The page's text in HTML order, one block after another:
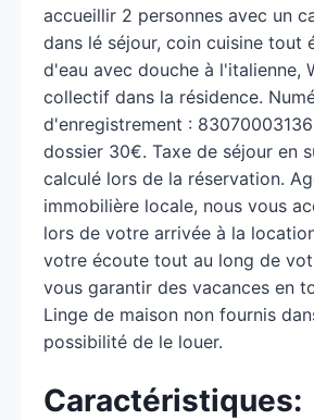
accueillir 2 personnes avec un
dans lé séjour, coin cuisine tout
d'eau avec douche à l'italienne,
collectif dans la résidence.
d'enregistrement :
dossier 30€. Taxe de séjour en
calculé lors de la réservation.
immobilière locale, nous vous
lors de votre arrivée à la
votre écoute tout au long de
vous garantir des vacances en
Linge de maison non fournis
possibilité de le louer.
Caractéristiques: